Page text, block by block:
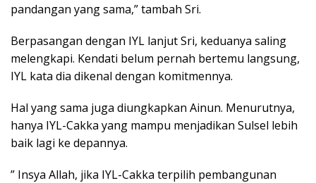
pandangan yang sama,” tambah Sri.
Berpasangan dengan IYL lanjut Sri, keduanya saling
melengkapi. Kendati belum pernah bertemu langsung,
IYL kata dia dikenal dengan komitmennya.
Hal yang sama juga diungkapkan Ainun. Menurutnya,
hanya IYL-Cakka yang mampu menjadikan Sulsel lebih
baik lagi ke depannya.
” Insya Allah, jika IYL-Cakka terpilih pembangunan